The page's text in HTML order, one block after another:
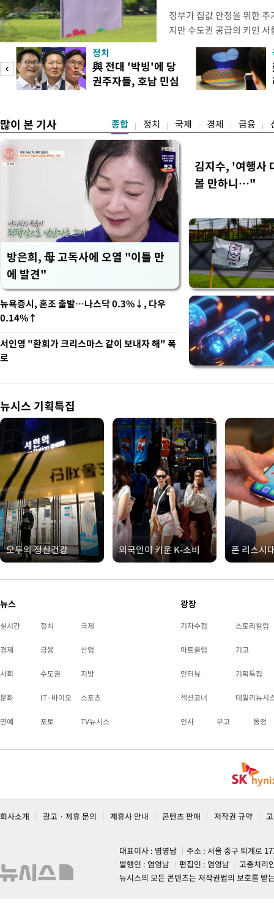
정부가 집값 안정을 위한
지만 수도권 공급의 키인
있다. 주택 공급 실행력을
과 협력을 강화해야 한다는
면, 오세훈 서울시장은 전
동산 대토론회에서 용산공
정치
與 전대 '박빙'에 당
권주자들, 호남 민심
많이 본 기사 종합 정치 국제 경제 금융
방은희, 母 고독사에 오열 "이틀 만
에 발견"
김지수, '여행사
볼 만하니…"
뉴욕증시, 혼조 출발…나스닥 0.3%↓, 다우
0.14%↑
서인영 "환희가 크리스마스 같이 보내자 해" 폭
로
뉴시스 기획특집
모두의 정신건강 외국인이 키운 K-소비 폰 리스시
뉴스
실시간 정치 국제
경제 금융 산업
사회 수도권 지방
문화 IT·바이오 스포츠
연예 포토 TV뉴시스
광장
기자수첩 스토리칼럼
아트클럽 기고
인터뷰 기획특집
섹션코너 데일리뉴시
인사 부고 동정
회사소개 광고 · 제휴 문의 제휴사 안내 콘텐츠 판매 저작권 규약
대표이사 : 염영남
주소 : 서울 중구 퇴계로
발행인 : 염영남
편집인 : 염영남
고충처리
뉴시스의 모든 콘텐츠는 저작권법의 보호를